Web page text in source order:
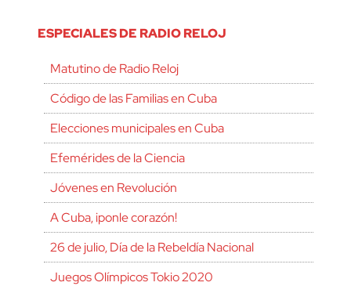
ESPECIALES DE RADIO RELOJ
Matutino de Radio Reloj
Código de las Familias en Cuba
Elecciones municipales en Cuba
Efemérides de la Ciencia
Jóvenes en Revolución
A Cuba, ¡ponle corazón!
26 de julio, Día de la Rebeldía Nacional
Juegos Olímpicos Tokio 2020